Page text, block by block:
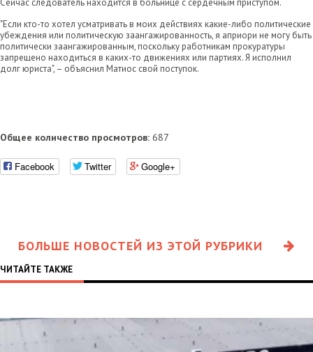
Сейчас следователь находится в больнице с сердечным приступом.
"Если кто-то хотел усматривать в моих действиях какие-либо политические
убеждения или политическую заангажированность, я априори не могу быть
политически заангажированным, поскольку работникам прокуратуры
запрещено находиться в каких-то движениях или партиях. Я исполнил
долг юриста", – объяснил Матиос свой поступок.
Общее количество просмотров: 687
Facebook Twitter Google+
БОЛЬШЕ НОВОСТЕЙ ИЗ ЭТОЙ РУБРИКИ
ЧИТАЙТЕ ТАКЖЕ